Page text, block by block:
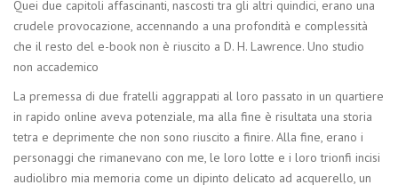
Quei due capitoli affascinanti, nascosti tra gli altri quindici, erano una
crudele provocazione, accennando a una profondità e complessità
che il resto del e-book non è riuscito a D. H. Lawrence. Uno studio
non accademico
La premessa di due fratelli aggrappati al loro passato in un quartiere
in rapido online aveva potenziale, ma alla fine è risultata una storia
tetra e deprimente che non sono riuscito a finire. Alla fine, erano i
personaggi che rimanevano con me, le loro lotte e i loro trionfi incisi
audiolibro mia memoria come un dipinto delicato ad acquerello, un